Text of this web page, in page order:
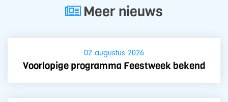
Meer nieuws
02 augustus 2026
Voorlopige programma Feestweek bekend